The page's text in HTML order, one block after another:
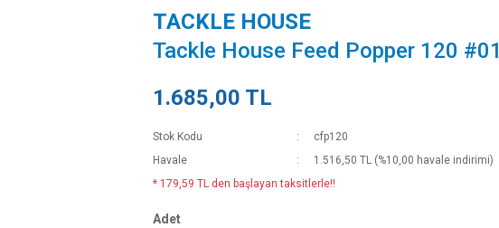
TACKLE HOUSE
Tackle House Feed Popper 120 #01
1.685,00 TL
Stok Kodu
cfp120
Havale
1.516,50 TL (%10,00 havale indirimi)
* 179,59 TL den başlayan taksitlerle!!
Adet